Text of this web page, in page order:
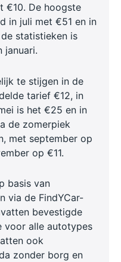
€10. De hoogste
in juli met €51 en in
statistieken is
januari.
te stijgen in de
tarief €12, in
is het €25 en in
de zomerpiek
met september op
op €11.
basis van
via de FindYCar-
bevestigde
voor alle autotypes
ook
zonder borg en